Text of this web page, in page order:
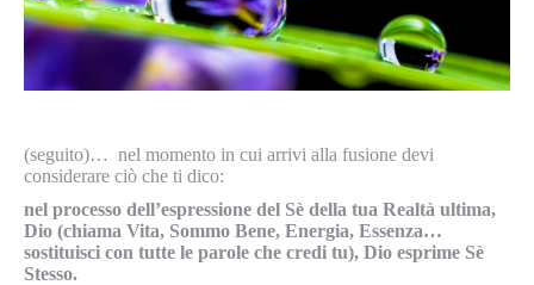
(seguito)… nel momento in cui arrivi alla fusione devi
considerare ciò che ti dico:
nel processo dell’espressione del Sè della tua Realtà ultima,
Dio (chiama Vita, Sommo Bene, Energia, Essenza…
sostituisci con tutte le parole che credi tu), Dio esprime Sè
Stesso.